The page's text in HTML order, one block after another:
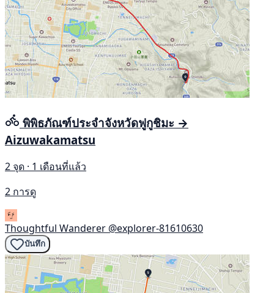
พิพิธภัณฑ์ประจำจังหวัดฟูกูชิมะ →
Aizuwakamatsu
2 จุด · 1 เดือนที่แล้ว
2 การดู
Thoughtful Wanderer @explorer-81610630
บันทึก